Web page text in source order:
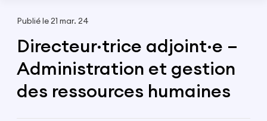
Publié le 21 mar. 24
Directeur·trice adjoint·e –
Administration et gestion
des ressources humaines